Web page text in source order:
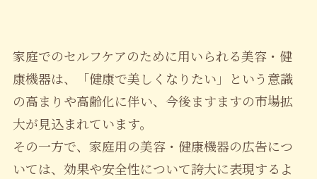
家庭でのセルフケアのために用いられる美容・健
康機器は、「健康で美しくなりたい」という意識
の高まりや高齢化に伴い、今後ますますの市場拡
大が見込まれています。
その一方で、家庭用の美容・健康機器の広告につ
いては、効果や安全性について誇大に表現するよ